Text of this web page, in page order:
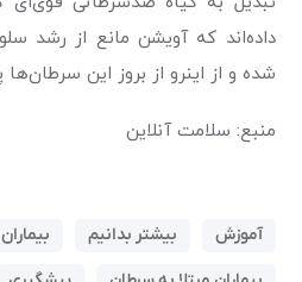
داده‌اند که آویشن مانع از رشد
شده و از اینرو از بروز این
منبع: سلامت آنلاین
آموزش بیشتر بدانیم
بیماران